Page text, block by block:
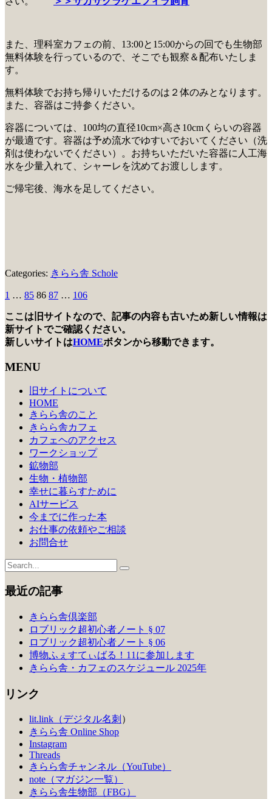
また、理科室カフェの前、13:00と15:00からの回でも生物部
無料体験を行っているので、そこでも観察＆配布いたしま
す。
無料体験でお持ち帰りいただけるのは２体のみとなります。
また、容器はご持参ください。
容器については、100均の直径10cm×高さ10cmくらいの容器
が最適です。容器は予め流水でゆすいでおいてください（洗
剤は使わないでください）。お持ちいただいた容器に人工海
水を少量入れて、シャーレを沈めてお渡しします。
ご帰宅後、海水を足してください。
Categories: きらら舎 Schole
投
稿
の
1 … 85 86 87 … 106
ここは旧サイトなので、記事の内容も古いため新しい情報は
新サイトでご確認ください。
新しいサイトはHOMEボタンから移動できます。
MENU
旧サイトについて
HOME
きらら舎のこと
きらら舎カフェ
カフェヘのアクセス
ワークショップ
鉱物部
生物・植物部
幸せに暮らすために
AIサービス
今までに作った本
お仕事の依頼やご相談
お問合せ
最近の記事
きらら舎倶楽部
ロブリック超初心者ノート § 07
ロブリック超初心者ノート § 06
博物ふぇすてぃばる！11に参加します
きらら舎・カフェのスケジュール 2025年
リンク
lit.link（デジタル名刺 ）
きらら舎 Online Shop
Instagram
Threads
きらら舎チャンネル（YouTube）
note（マガジン一覧）
きらら舎生物部（FBG）